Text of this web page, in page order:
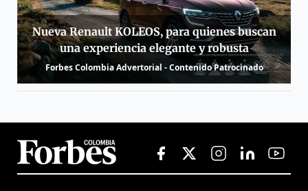
Nueva Renault KOLEOS, para quienes buscan
una experiencia elegante y robusta
Forbes Colombia Advertorial - Contenido Patrocinado